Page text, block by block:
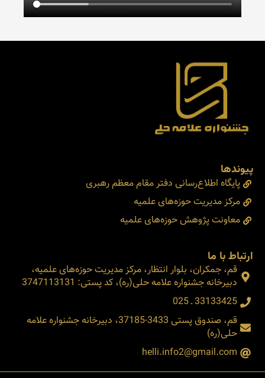
پیوندها
پایگاه اطلاع‌رسانی دفتر مقام معظم رهبری
مرکز مدیریت حوزه‌های علمیه
معاونت پژوهش حوزه‌های علمیه
ارتباط با ما
قم، جمکران، بلوار انتظار، مرکز مدیریت حوزه‌های علمیه،
دبیرخانه جشنواره علامه حلی(ره)، کد پستی: 3747113131
33133425 ـ 025
قم، صندوق پستی 3433-37185، دبیرخانه جشنواره علامه
حلی(ره)
helli.info2@gmail.com